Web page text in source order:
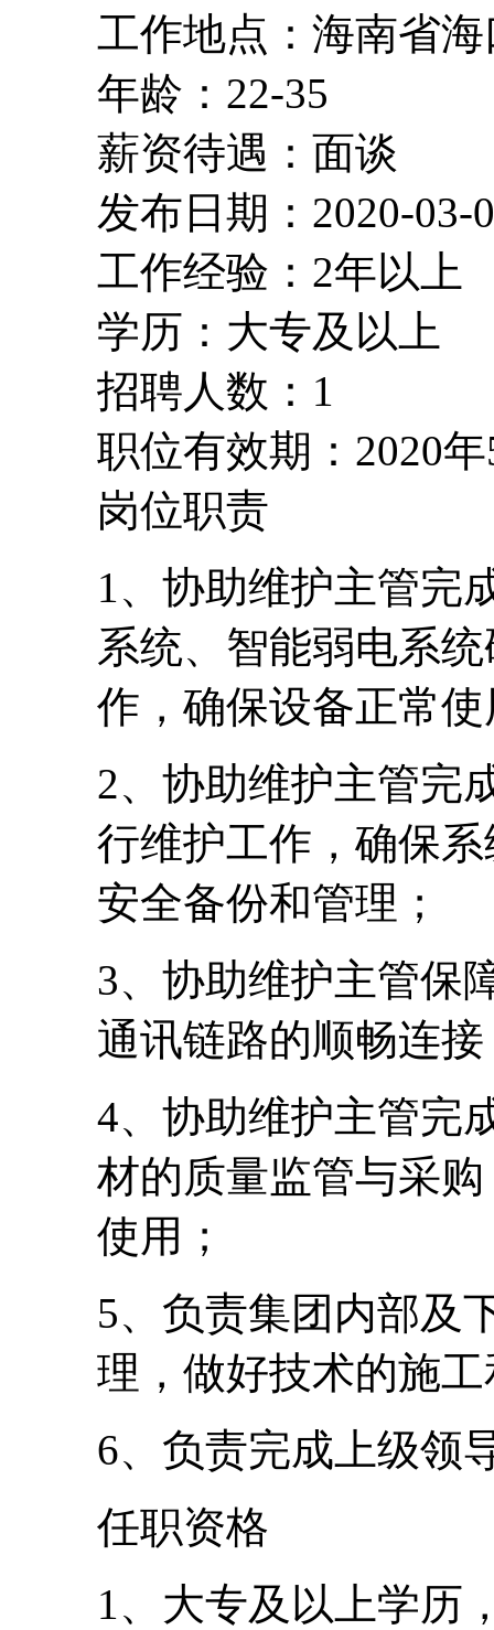
工作地点：海南省
年龄：22-35
薪资待遇：面谈
发布日期：2020-03-
工作经验：2年以上
学历：大专及以上
招聘人数：1
职位有效期：2020
岗位职责
1、协助维护主管完
系统、智能弱电系
作，确保设备正常
2、协助维护主管完
行维护工作，确保
安全备份和管理；
3、协助维护主管保
通讯链路的顺畅连
4、协助维护主管完
材的质量监管与采
使用；
5、负责集团内部及
理，做好技术的施
6、负责完成上级领
任职资格
1、大专及以上学历